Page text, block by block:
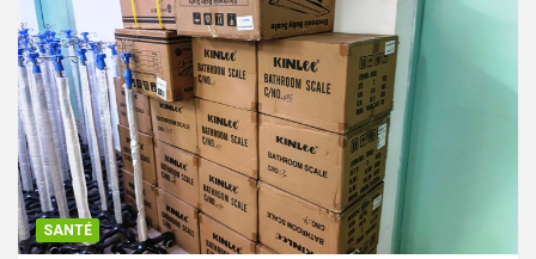
SANTÉ